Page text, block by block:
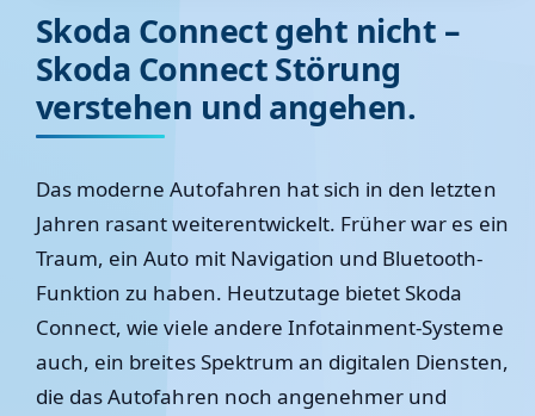
Skoda Connect geht nicht –
Skoda Connect Störung
verstehen und angehen.
Das moderne Autofahren hat sich in den letzten
Jahren rasant weiterentwickelt. Früher war es ein
Traum, ein Auto mit Navigation und Bluetooth-
Funktion zu haben. Heutzutage bietet Skoda
Connect, wie viele andere Infotainment-Systeme
auch, ein breites Spektrum an digitalen Diensten,
die das Autofahren noch angenehmer und